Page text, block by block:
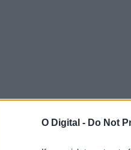
O Digital - Do Not
as 22 horas.